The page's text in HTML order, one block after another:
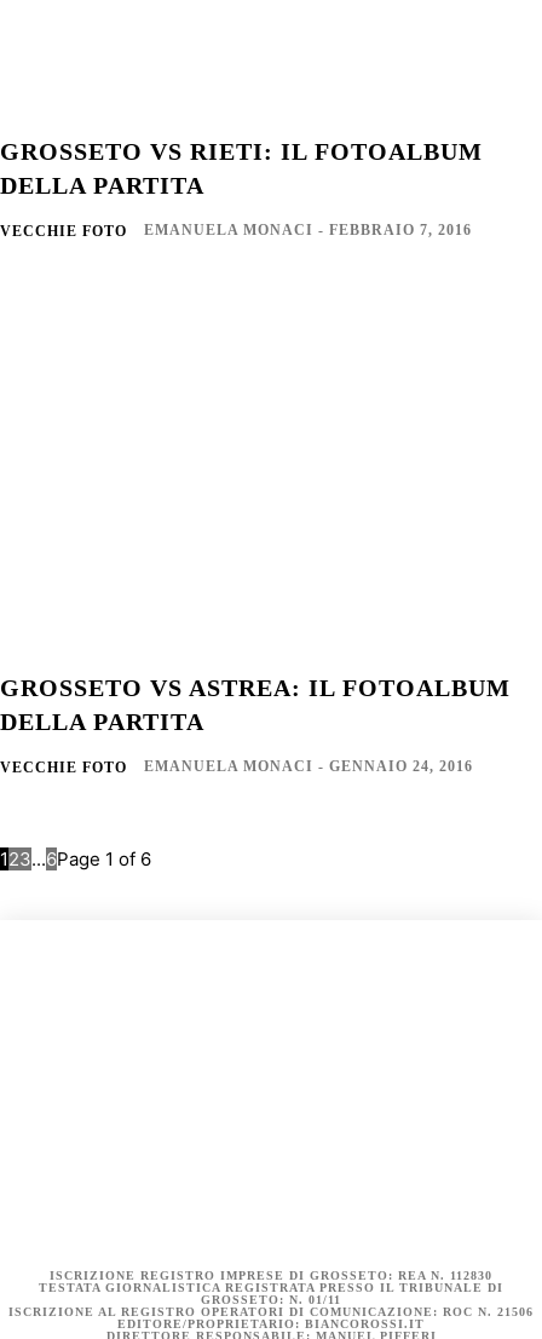
GROSSETO VS RIETI: IL FOTOALBUM
DELLA PARTITA
VECCHIE FOTO EMANUELA MONACI - FEBBRAIO 7, 2016
GROSSETO VS ASTREA: IL FOTOALBUM
DELLA PARTITA
VECCHIE FOTO EMANUELA MONACI - GENNAIO 24, 2016
123...6Page 1 of 6
ISCRIZIONE REGISTRO IMPRESE DI GROSSETO: REA N. 112830
TESTATA GIORNALISTICA REGISTRATA PRESSO IL TRIBUNALE DI
GROSSETO: N. 01/11
ISCRIZIONE AL REGISTRO OPERATORI DI COMUNICAZIONE: ROC N. 21506
EDITORE/PROPRIETARIO: BIANCOROSSI.IT
DIRETTORE RESPONSABILE: MANUEL PIFFERI